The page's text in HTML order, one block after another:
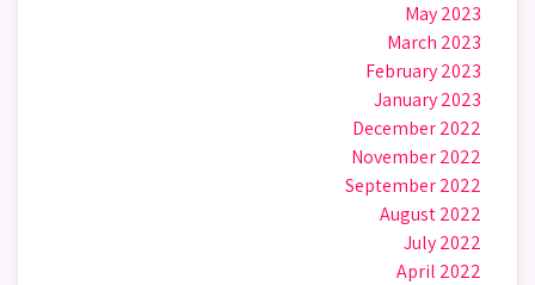
May 2023
March 2023
February 2023
January 2023
December 2022
November 2022
September 2022
August 2022
July 2022
April 2022